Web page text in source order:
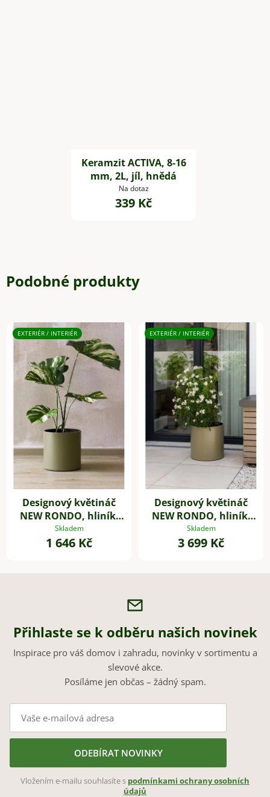
Keramzit ACTIVA, 8-16
mm, 2L, jíl, hnědá
Na dotaz
339 Kč
Podobné produkty
EXTERIÉR / INTERIÉR
Designový květináč
NEW RONDO, hliník,
25x25 cm, olivově
zelená
Skladem
1 646 Kč
EXTERIÉR / INTERIÉR
Designový květináč
NEW RONDO, hliník,
45x45 cm, olivově
zelená
Skladem
3 699 Kč
Přihlaste se k odběru našich novinek
Inspirace pro váš domov i zahradu, novinky v sortimentu a
slevové akce.
Posíláme jen občas – žádný spam.
ODEBÍRAT NOVINKY
Vložením e-mailu souhlasíte s podmínkami ochrany osobních
údajů